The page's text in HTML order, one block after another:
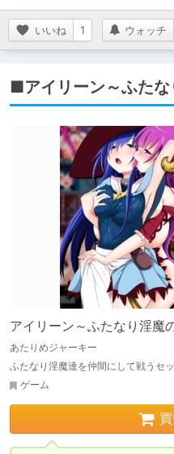
いいね 1 ウォッチ
■アイリーン～ふたな
アイリーン～ふたなり淫魔
あたりめジャーキー
ふたなり淫魔達を仲間にして戦うセ
ゲーム